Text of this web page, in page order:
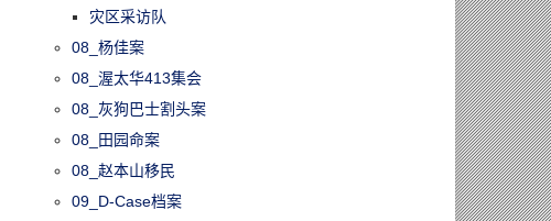
灾区采访队
08_杨佳案
08_渥太华413集会
08_灰狗巴士割头案
08_田园命案
08_赵本山移民
09_D-Case档案